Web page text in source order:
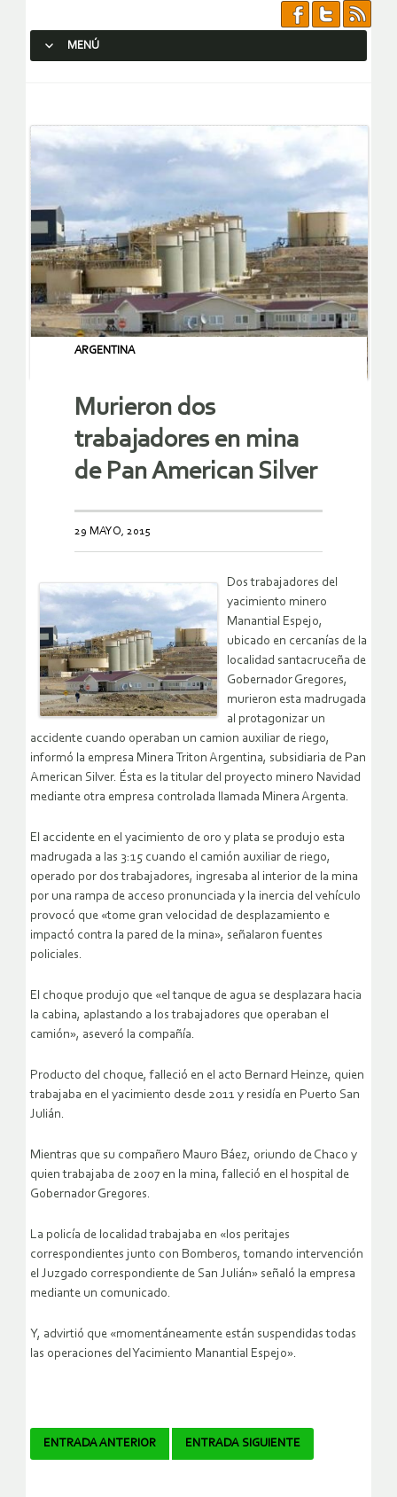
MENÚ
ARGENTINA
Murieron dos
trabajadores en mina
de Pan American Silver
29 MAYO, 2015
Dos trabajadores del
yacimiento minero
Manantial Espejo,
ubicado en cercanías de la
localidad santacruceña de
Gobernador Gregores,
murieron esta madrugada
al protagonizar un
accidente cuando operaban un camion auxiliar de riego,
informó la empresa Minera Triton Argentina, subsidiaria de Pan
American Silver. Ésta es la titular del proyecto minero Navidad
mediante otra empresa controlada llamada Minera Argenta.
El accidente en el yacimiento de oro y plata se produjo esta
madrugada a las 3:15 cuando el camión auxiliar de riego,
operado por dos trabajadores, ingresaba al interior de la mina
por una rampa de acceso pronunciada y la inercia del vehículo
provocó que «tome gran velocidad de desplazamiento e
impactó contra la pared de la mina», señalaron fuentes
policiales.
El choque produjo que «el tanque de agua se desplazara hacia
la cabina, aplastando a los trabajadores que operaban el
camión», aseveró la compañía.
Producto del choque, falleció en el acto Bernard Heinze, quien
trabajaba en el yacimiento desde 2011 y residía en Puerto San
Julián.
Mientras que su compañero Mauro Báez, oriundo de Chaco y
quien trabajaba de 2007 en la mina, falleció en el hospital de
Gobernador Gregores.
La policía de localidad trabajaba en «los peritajes
correspondientes junto con Bomberos, tomando intervención
el Juzgado correspondiente de San Julián» señaló la empresa
mediante un comunicado.
Y, advirtió que «momentáneamente están suspendidas todas
las operaciones del Yacimiento Manantial Espejo».
Navegador
ENTRADA ANTERIOR ENTRADA SIGUIENTE